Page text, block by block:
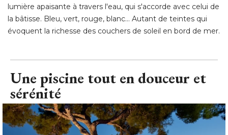
lumière apaisante à travers l'eau, qui s'accorde avec celui de
la bâtisse. Bleu, vert, rouge, blanc… Autant de teintes qui
évoquent la richesse des couchers de soleil en bord de mer.
Une piscine tout en douceur et
sérénité